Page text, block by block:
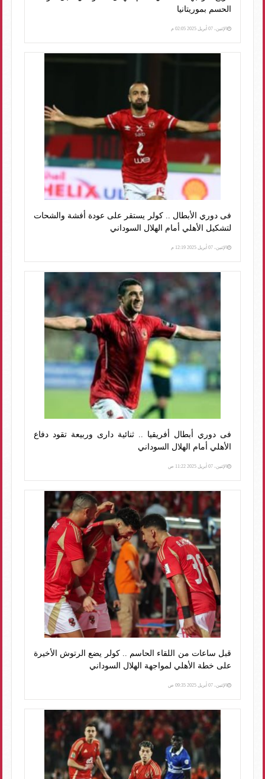
الحسم بموريتانيا
الإثنين، 07 أبريل 2025 02:05 م
فى دوري الأبطال .. كولر يستقر على عودة أفشة والشحات
لتشكيل الأهلي أمام الهلال السوداني
الإثنين، 07 أبريل 2025 12:19 م
فى دوري أبطال أفريقيا .. ثنائية دارى وربيعة تقود دفاع
الأهلي أمام الهلال السوداني
الإثنين، 07 أبريل 2025 11:22 ص
قبل ساعات من اللقاء الحاسم .. كولر يضع الرتوش الأخيرة
على خطة الأهلي لمواجهة الهلال السوداني
الإثنين، 07 أبريل 2025 09:35 ص